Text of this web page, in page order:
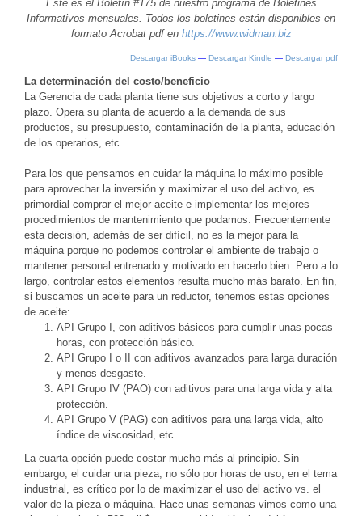
Este es el Boletín #175 de nuestro programa de Boletines
Informativos mensuales. Todos los boletines están disponibles en
formato Acrobat pdf en https://www.widman.biz
Descargar iBooks — Descargar Kindle — Descargar pdf
La determinación del costo/beneficio
La Gerencia de cada planta tiene sus objetivos a corto y largo
plazo. Opera su planta de acuerdo a la demanda de sus
productos, su presupuesto, contaminación de la planta, educación
de los operarios, etc.
Para los que pensamos en cuidar la máquina lo máximo posible
para aprovechar la inversión y maximizar el uso del activo, es
primordial comprar el mejor aceite e implementar los mejores
procedimientos de mantenimiento que podamos. Frecuentemente
esta decisión, además de ser difícil, no es la mejor para la
máquina porque no podemos controlar el ambiente de trabajo o
mantener personal entrenado y motivado en hacerlo bien. Pero a lo
largo, controlar estos elementos resulta mucho más barato. En fin,
si buscamos un aceite para un reductor, tenemos estas opciones
de aceite:
API Grupo I, con aditivos básicos para cumplir unas pocas
horas, con protección básico.
API Grupo I o II con aditivos avanzados para larga duración
y menos desgaste.
API Grupo IV (PAO) con aditivos para una larga vida y alta
protección.
API Grupo V (PAG) con aditivos para una larga vida, alto
índice de viscosidad, etc.
La cuarta opción puede costar mucho más al principio. Sin
embargo, el cuidar una pieza, no sólo por horas de uso, en el tema
industrial, es crítico por lo de maximizar el uso del activo vs. el
valor de la pieza o máquina. Hace unas semanas vimos como una